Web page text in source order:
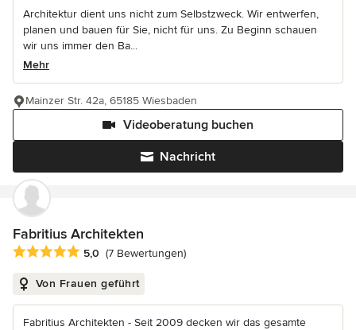
Architektur dient uns nicht zum Selbstzweck. Wir entwerfen,
planen und bauen für Sie, nicht für uns. Zu Beginn schauen
wir uns immer den Ba...
Mehr
Nachricht
Videoberatung buchen
Mainzer Str. 42a, 65185 Wiesbaden
Fabritius Architekten
Durchschnittliche Bewertung: 5 von 5 Sternen
5,0 (7 Bewertungen)
Von Frauen geführt
Fabritius Architekten - Seit 2009 decken wir das gesamte